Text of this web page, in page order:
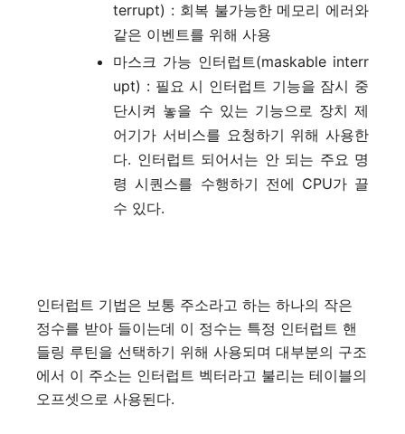
terrupt) : 회복 불가능한 메모리 에러와
같은 이벤트를 위해 사용
마스크 가능 인터럽트(maskable interr
upt) : 필요 시 인터럽트 기능을 잠시 중
단시켜 놓을 수 있는 기능으로 장치 제
어기가 서비스를 요청하기 위해 사용한
다. 인터럽트 되어서는 안 되는 주요 명
령 시퀀스를 수행하기 전에 CPU가 끌
수 있다.
인터럽트 기법은 보통 주소라고 하는 하나의 작은
정수를 받아 들이는데 이 정수는 특정 인터럽트 핸
들링 루틴을 선택하기 위해 사용되며 대부분의 구조
에서 이 주소는 인터럽트 벡터라고 불리는 테이블의
오프셋으로 사용된다.